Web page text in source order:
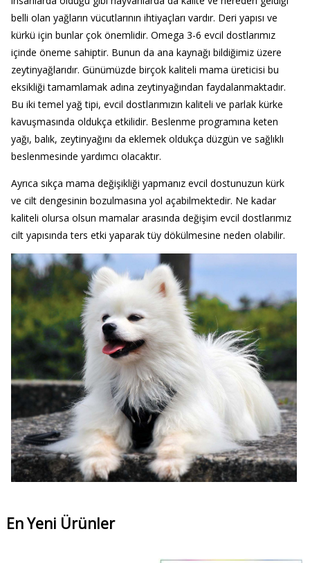
belli olan yağların vücutlarının ihtiyaçları vardır. Deri yapısı ve
kürkü için bunlar çok önemlidir. Omega 3-6 evcil dostlarımız
içinde öneme sahiptir. Bunun da ana kaynağı bildiğimiz üzere
zeytinyağlarıdır. Günümüzde birçok kaliteli mama üreticisi bu
eksikliği tamamlamak adına zeytinyağından faydalanmaktadır.
Bu iki temel yağ tipi, evcil dostlarımızın kaliteli ve parlak kürke
kavuşmasında oldukça etkilidir. Beslenme programına keten
yağı, balık, zeytinyağını da eklemek oldukça düzgün ve sağlıklı
beslenmesinde yardımcı olacaktır.
Ayrıca sıkça mama değişikliği yapmanız evcil dostunuzun kürk
ve cilt dengesinin bozulmasına yol açabilmektedir. Ne kadar
kaliteli olursa olsun mamalar arasında değişim evcil dostlarımız
cilt yapısında ters etki yaparak tüy dökülmesine neden olabilir.
En Yeni Ürünler